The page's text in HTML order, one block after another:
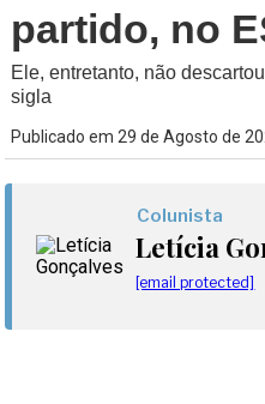
partido, no
Ele, entretanto, não
sigla
Publicado em 29 de Agosto de
Colunista
Letícia
[email protected]